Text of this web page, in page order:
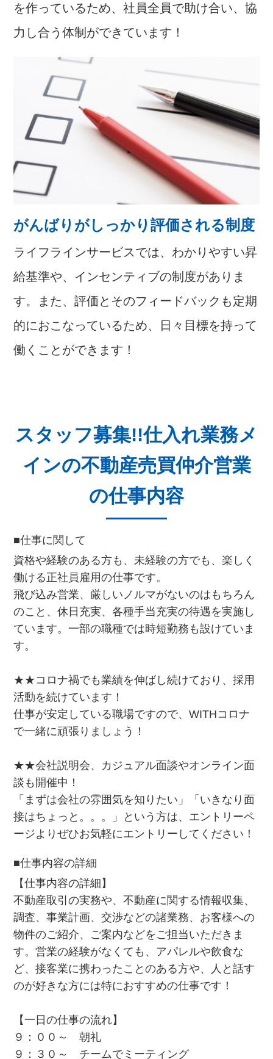
を作っているため、社員全員で助け合い、協
力し合う体制ができています！
がんばりがしっかり評価される制度
ライフラインサービスでは、わかりやすい昇
給基準や、インセンティブの制度がありま
す。また、評価とそのフィードバックも定期
的におこなっているため、日々目標を持って
働くことができます！
スタッフ募集!!仕入れ業務メ
インの不動産売買仲介営業
の仕事内容
■仕事に関して
資格や経験のある方も、未経験の方でも、楽しく
働ける正社員雇用の仕事です。
飛び込み営業、厳しいノルマがないのはもちろん
のこと、休日充実、各種手当充実の待遇を実施し
ています。一部の職種では時短勤務も設けていま
す。
★★コロナ禍でも業績を伸ばし続けており、採用
活動を続けています！
仕事が安定している職場ですので、WITHコロナ
で一緒に頑張りましょう！
★★会社説明会、カジュアル面談やオンライン面
談も開催中！
「まずは会社の雰囲気を知りたい」「いきなり面
接はちょっと。。。」という方は、エントリーペ
ージよりぜひお気軽にエントリーしてください！
■仕事内容の詳細
【仕事内容の詳細】
不動産取引の実務や、不動産に関する情報収集、
調査、事業計画、交渉などの諸業務、お客様への
物件のご紹介、ご案内などをご担当いただきま
す。営業の経験がなくても、アパレルや飲食な
ど、接客業に携わったことのある方や、人と話す
のが好きな方には特におすすめの仕事です！
【一日の仕事の流れ】
９：００～ 朝礼
９：３０～ チームでミーティング